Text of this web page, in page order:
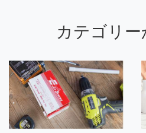
カテゴリー